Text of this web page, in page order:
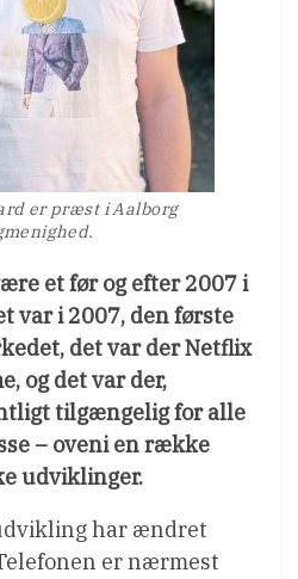
er præst i Aalborg
et før og efter 2007 i
var i 2007, den første
det var der Netflix
og det var der,
tilgængelig for alle
– oveni en række
udviklinger.
har ændret
er nærmest